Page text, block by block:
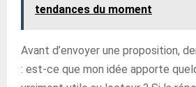
tendances du moment
Avant d’envoyer une proposition,
: est-ce que mon idée apporte